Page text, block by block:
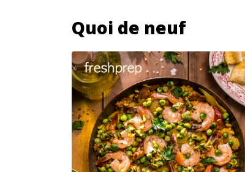
Quoi de neuf